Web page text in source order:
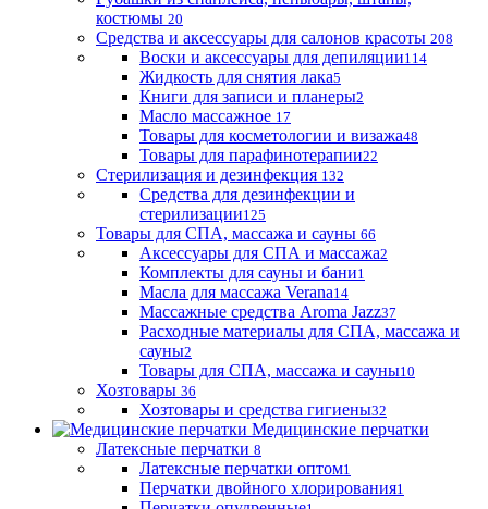
костюмы 20
Средства и аксессуары для салонов красоты 208
Воски и аксессуары для депиляции114
Жидкость для снятия лака5
Книги для записи и планеры2
Масло массажное 17
Товары для косметологии и визажа48
Товары для парафинотерапии22
Стерилизация и дезинфекция 132
Средства для дезинфекции и
стерилизации125
Товары для СПА, массажа и сауны 66
Аксессуары для СПА и массажа2
Комплекты для сауны и бани1
Масла для массажа Verana14
Массажные средства Aroma Jazz37
Расходные материалы для СПА, массажа и
сауны2
Товары для СПА, массажа и сауны10
Хозтовары 36
Хозтовары и средства гигиены32
Медицинские перчатки
Латексные перчатки 8
Латексные перчатки оптом1
Перчатки двойного хлорирования1